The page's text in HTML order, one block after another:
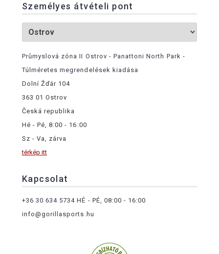
Személyes átvételi pont
Průmyslová zóna II Ostrov - Panattoni North Park -
Túlméretes megrendelések kiadása
Dolní Žďár 104
363 01 Ostrov
Česká republika
Hé - Pé, 8:00 - 16:00
Sz - Va, zárva
térkép itt
Kapcsolat
+36 30 634 5734 HÉ - PÉ, 08:00 - 16:00
info@gorillasports.hu